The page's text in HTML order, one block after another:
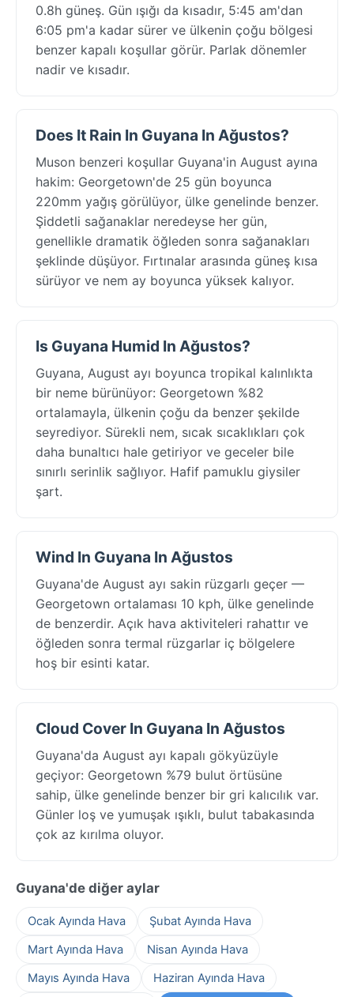
0.8h güneş. Gün ışığı da kısadır, 5:45 am'dan
6:05 pm'a kadar sürer ve ülkenin çoğu bölgesi
benzer kapalı koşullar görür. Parlak dönemler
nadir ve kısadır.
Does It Rain In Guyana In Ağustos?
Muson benzeri koşullar Guyana'in August ayına
hakim: Georgetown'de 25 gün boyunca
220mm yağış görülüyor, ülke genelinde benzer.
Şiddetli sağanaklar neredeyse her gün,
genellikle dramatik öğleden sonra sağanakları
şeklinde düşüyor. Fırtınalar arasında güneş kısa
sürüyor ve nem ay boyunca yüksek kalıyor.
Is Guyana Humid In Ağustos?
Guyana, August ayı boyunca tropikal kalınlıkta
bir neme bürünüyor: Georgetown %82
ortalamayla, ülkenin çoğu da benzer şekilde
seyrediyor. Sürekli nem, sıcak sıcaklıkları çok
daha bunaltıcı hale getiriyor ve geceler bile
sınırlı serinlik sağlıyor. Hafif pamuklu giysiler
şart.
Wind In Guyana In Ağustos
Guyana'de August ayı sakin rüzgarlı geçer —
Georgetown ortalaması 10 kph, ülke genelinde
de benzerdir. Açık hava aktiviteleri rahattır ve
öğleden sonra termal rüzgarlar iç bölgelere
hoş bir esinti katar.
Cloud Cover In Guyana In Ağustos
Guyana'da August ayı kapalı gökyüzüyle
geçiyor: Georgetown %79 bulut örtüsüne
sahip, ülke genelinde benzer bir gri kalıcılık var.
Günler loş ve yumuşak ışıklı, bulut tabakasında
çok az kırılma oluyor.
Guyana'de diğer aylar
Ocak Ayında Hava
Şubat Ayında Hava
Mart Ayında Hava
Nisan Ayında Hava
Mayıs Ayında Hava
Haziran Ayında Hava